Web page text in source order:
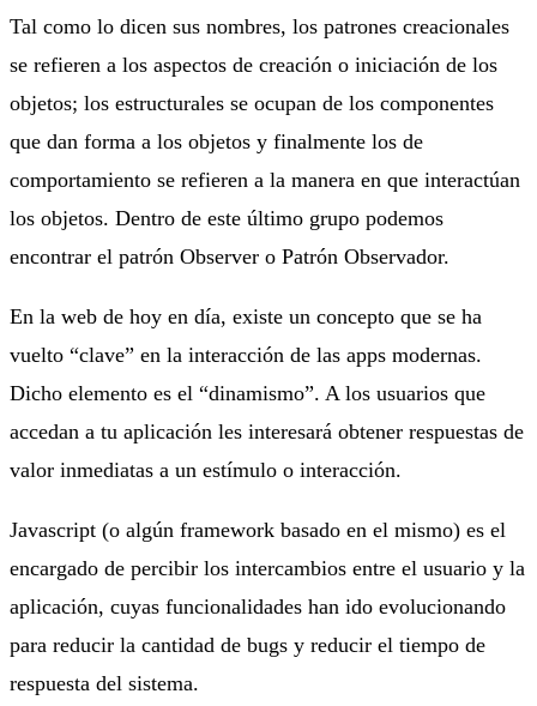
Tal como lo dicen sus nombres, los patrones creacionales
se refieren a los aspectos de creación o iniciación de los
objetos; los estructurales se ocupan de los componentes
que dan forma a los objetos y finalmente los de
comportamiento se refieren a la manera en que interactúan
los objetos. Dentro de este último grupo podemos
encontrar el patrón Observer o Patrón Observador.
En la web de hoy en día, existe un concepto que se ha
vuelto “clave” en la interacción de las apps modernas.
Dicho elemento es el “dinamismo”. A los usuarios que
accedan a tu aplicación les interesará obtener respuestas de
valor inmediatas a un estímulo o interacción.
Javascript (o algún framework basado en el mismo) es el
encargado de percibir los intercambios entre el usuario y la
aplicación, cuyas funcionalidades han ido evolucionando
para reducir la cantidad de bugs y reducir el tiempo de
respuesta del sistema.